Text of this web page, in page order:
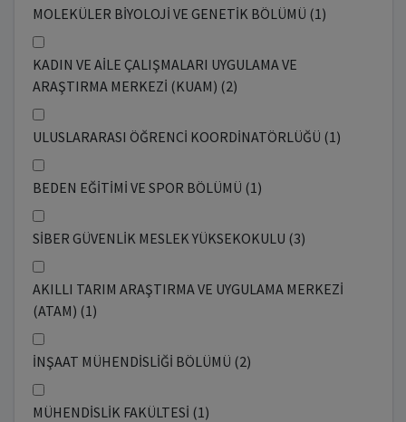
MOLEKÜLER BİYOLOJİ VE GENETİK BÖLÜMÜ (1)
KADIN VE AİLE ÇALIŞMALARI UYGULAMA VE
ARAŞTIRMA MERKEZİ (KUAM) (2)
ULUSLARARASI ÖĞRENCİ KOORDİNATÖRLÜĞÜ (1)
BEDEN EĞİTİMİ VE SPOR BÖLÜMÜ (1)
SİBER GÜVENLİK MESLEK YÜKSEKOKULU (3)
AKILLI TARIM ARAŞTIRMA VE UYGULAMA MERKEZİ
(ATAM) (1)
İNŞAAT MÜHENDİSLİĞİ BÖLÜMÜ (2)
MÜHENDİSLİK FAKÜLTESİ (1)